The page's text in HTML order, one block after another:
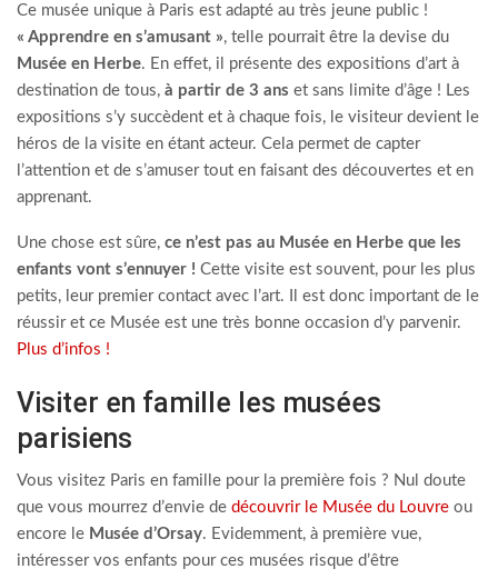
Ce musée unique à Paris est adapté au très jeune public !
« Apprendre en s’amusant », telle pourrait être la devise du
Musée en Herbe. En effet, il présente des expositions d’art à
destination de tous, à partir de 3 ans et sans limite d’âge ! Les
expositions s’y succèdent et à chaque fois, le visiteur devient le
héros de la visite en étant acteur. Cela permet de capter
l’attention et de s’amuser tout en faisant des découvertes et en
apprenant.
Une chose est sûre, ce n’est pas au Musée en Herbe que les
enfants vont s’ennuyer ! Cette visite est souvent, pour les plus
petits, leur premier contact avec l’art. Il est donc important de le
réussir et ce Musée est une très bonne occasion d’y parvenir.
Plus d’infos !
Visiter en famille les musées
parisiens
Vous visitez Paris en famille pour la première fois ? Nul doute
que vous mourrez d’envie de découvrir le Musée du Louvre ou
encore le Musée d’Orsay. Evidemment, à première vue,
intéresser vos enfants pour ces musées risque d’être